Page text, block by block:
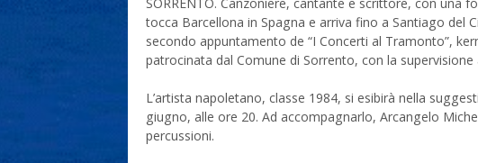
tocca Barcellona in Spagna e arriva fino a Santiago del
secondo appuntamento de “I Concerti al Tramonto”,
patrocinata dal Comune di Sorrento, con la
L’artista napoletano, classe 1984, si esibirà nella
giugno, alle ore 20. Ad accompagnarlo, Arcangelo
percussioni.